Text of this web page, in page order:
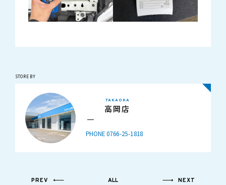
STORE BY
TAKAOKA
高岡店
PHONE 0766-25-1818
PREV ALL NEXT